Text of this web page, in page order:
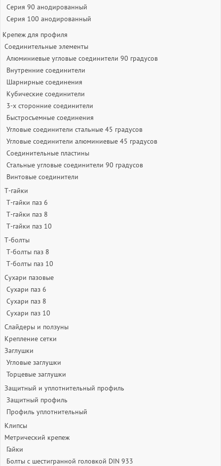
Серия 90 анодированный
Серия 100 анодированный
Крепеж для профиля
Соединительные элементы
Алюминиевые угловые соединители 90 градусов
Внутренние соединители
Шарнирные соединения
Кубические соединители
3-х сторонние соединители
Быстросъемные соединения
Угловые соединители стальные 45 градусов
Угловые соединители алюминиевые 45 градусов
Соединительные пластины
Стальные угловые соединители 90 градусов
Винтовые соединители
Т-гайки
Т-гайки паз 6
Т-гайки паз 8
Т-гайки паз 10
Т-болты
Т-болты паз 8
Т-болты паз 10
Сухари пазовые
Сухари паз 6
Сухари паз 8
Сухари паз 10
Слайдеры и ползуны
Крепление сетки
Заглушки
Угловые заглушки
Торцевые заглушки
Защитный и уплотнительный профиль
Защитный профиль
Профиль уплотнительный
Клипсы
Метрический крепеж
Гайки
Болты с шестигранной головкой DIN 933